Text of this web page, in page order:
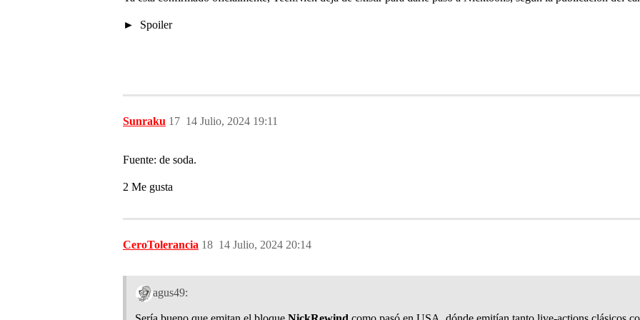
Spoiler
Sunraku 14 Julio, 2024 19:11
17
Fuente: de soda.
2 Me gusta
CeroTolerancia 14 Julio, 2024 20:14
18
agus49: